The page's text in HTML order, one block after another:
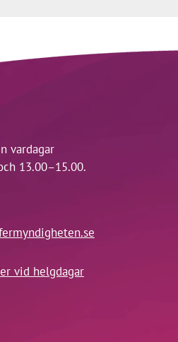
vardagar
13.00–15.00.
vid helgdagar